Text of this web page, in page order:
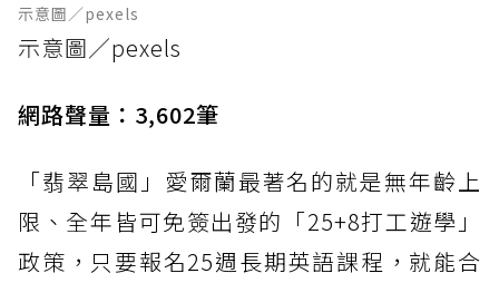
示意圖／pexels
示意圖／pexels
網路聲量：3,602筆
「翡翠島國」愛爾蘭最著名的就是無年齡上
限、全年皆可免簽出發的「25+8打工遊學」
政策，只要報名25週長期英語課程，就能合